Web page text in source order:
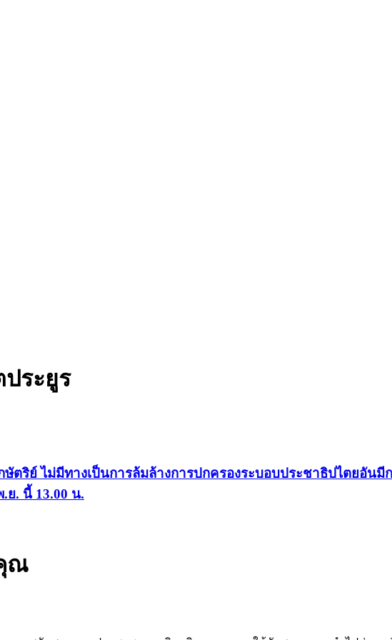
ระยูร
ษัตริย์ ไม่มีทางเป็นการล้มล้างการปกครองระบอบประชาธิปไตยอั
ย. นี้ 13.00 น.
ณ